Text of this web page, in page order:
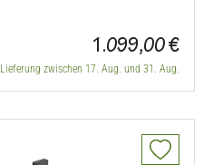
1.099,00 €
Lieferung zwischen 17. Aug. und 31. Aug.